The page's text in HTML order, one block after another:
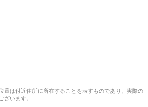
置は付近住所に所在することを表すものであり、実際の
ざいます。